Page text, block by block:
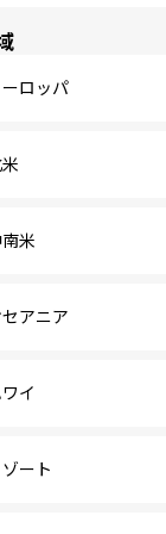
ロッパ
米
アニア
イ
ート